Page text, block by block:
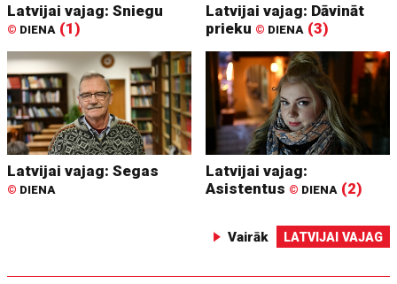
Latvijai vajag: Sniegu
© DIENA (1)
Latvijai vajag: Dāvināt
prieku © DIENA (3)
Latvijai vajag: Segas
© DIENA
Latvijai vajag:
Asistentus © DIENA (2)
Vairāk LATVIJAI VAJAG